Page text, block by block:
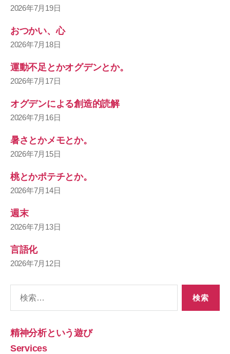
2026年7月19日
おつかい、心
2026年7月18日
運動不足とかオグデンとか。
2026年7月17日
オグデンによる創造的読解
2026年7月16日
暑さとかメモとか。
2026年7月15日
桃とかポテチとか。
2026年7月14日
週末
2026年7月13日
言語化
2026年7月12日
象:
精神分析という遊び
Services